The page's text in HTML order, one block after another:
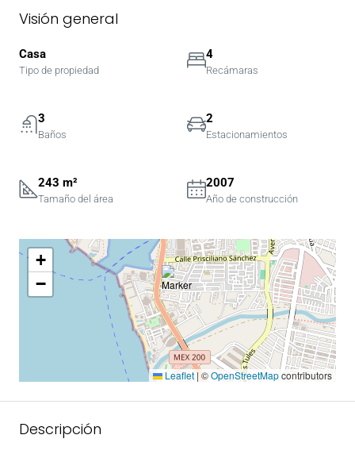
Visión general
Casa
Tipo de propiedad
4
Recámaras
3
Baños
2
Estacionamientos
243 m²
Tamaño del área
2007
Año de construcción
+
−
Leaflet | ©OpenStreetMapcontributors
Descripción